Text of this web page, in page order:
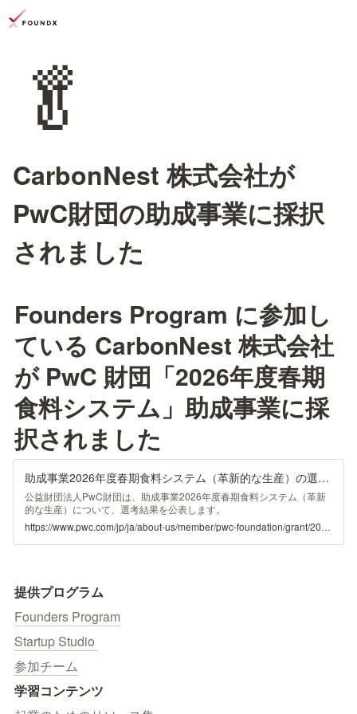
🥬
CarbonNest 株式会社が
PwC財団の助成事業に採択
されました
Founders Program に参加し
ている CarbonNest 株式会社
が PwC 財団「2026年度春期
食料システム」助成事業に採
択されました
助成事業2026年度春期食料システム（革新的な生産）の選考結果について
公益財団法人PwC財団は、助成事業2026年度春期食料システム（革新
的な生産）について、選考結果を公表します。
https://www.pwc.com/jp/ja/about-us/member/pwc-foundation/grant/2026/result-01.html
提供プログラム
Founders Program
Startup Studio
参加チーム
学習コンテンツ